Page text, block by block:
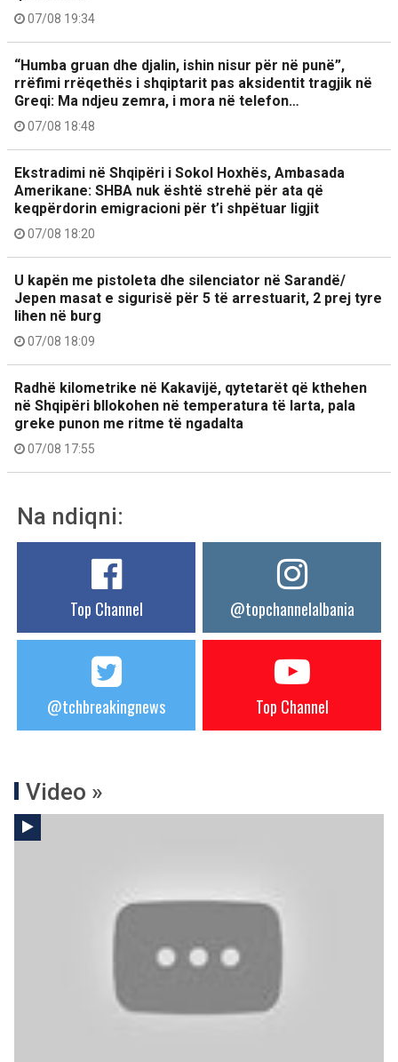
07/08 19:34
“Humba gruan dhe djalin, ishin nisur për në punë”,
rrëfimi rrëqethës i shqiptarit pas aksidentit tragjik në
Greqi: Ma ndjeu zemra, i mora në telefon…
07/08 18:48
Ekstradimi në Shqipëri i Sokol Hoxhës, Ambasada
Amerikane: SHBA nuk është strehë për ata që
keqpërdorin emigracioni për t’i shpëtuar ligjit
07/08 18:20
U kapën me pistoleta dhe silenciator në Sarandë/
Jepen masat e sigurisë për 5 të arrestuarit, 2 prej tyre
lihen në burg
07/08 18:09
Radhë kilometrike në Kakavijë, qytetarët që kthehen
në Shqipëri bllokohen në temperatura të larta, pala
greke punon me ritme të ngadalta
07/08 17:55
Na ndiqni:
Top Channel @topchannelalbania
@tchbreakingnews Top Channel
Video »